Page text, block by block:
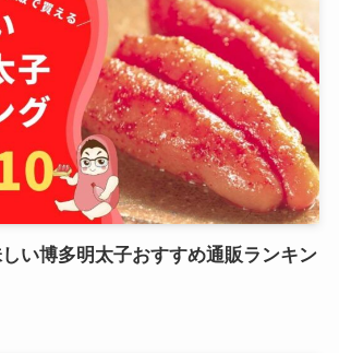
しい博多明太子おすすめ通販ランキン